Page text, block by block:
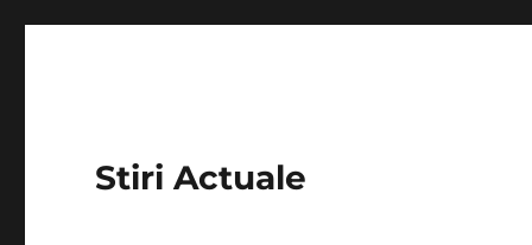
Stiri Actuale